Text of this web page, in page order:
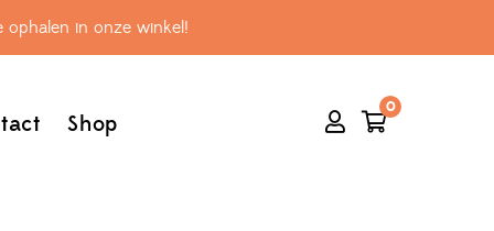
ophalen in onze winkel!
Shop
0